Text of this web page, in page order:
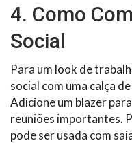
4. Como
Social
Para um look de
social com uma calça
Adicione um blazer
reuniões importantes.
pode ser usada com